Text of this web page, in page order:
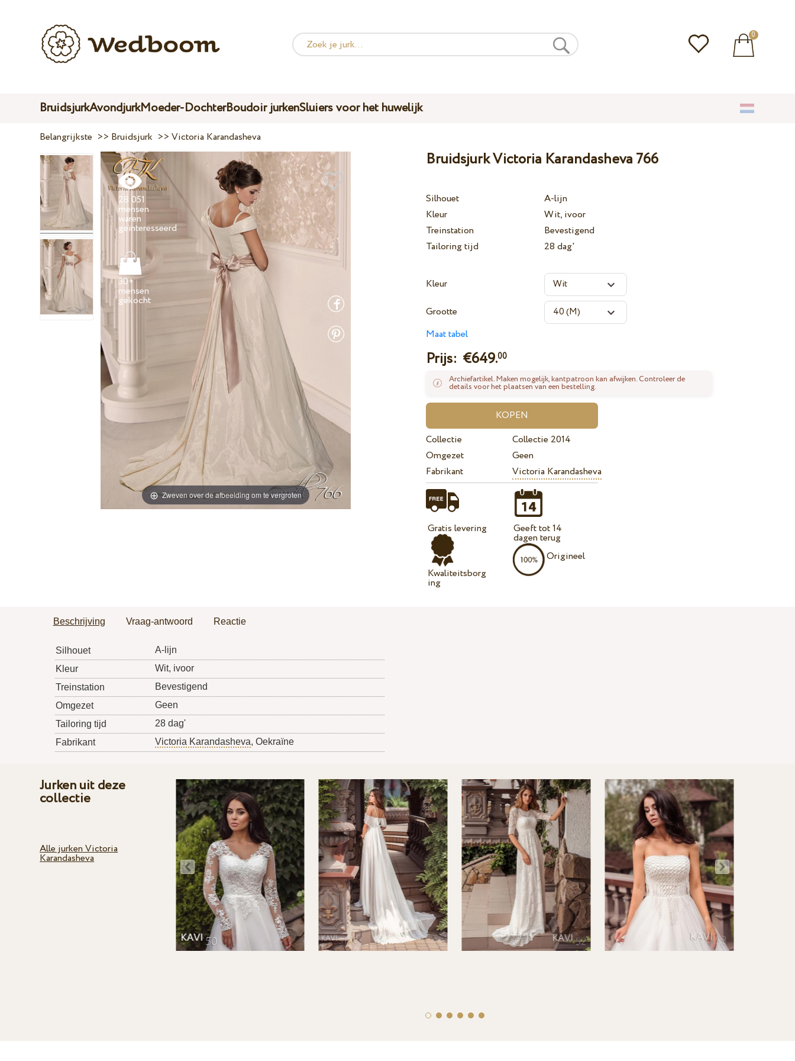
0
BruidsjurkAvondjurkMoeder-DochterBoudoir jurkenSluiers voor het huwelijk
Belangrijkste >> Bruidsjurk >>Victoria Karandasheva
Zweven over de afbeelding om te vergroten
28 051
mensen
waren
geïnteresseerd
30+
mensen
Bruidsjurk Victoria Karandasheva 766
Silhouet
A-lijn
Kleur
Wit, ivoor
Treinstation
Bevestigend
Tailoring tijd
28 dag'
Kleur
Grootte
Maat tabel
Prijs: €649.00
Archiefartikel. Maken mogelijk, kantpatroon kan afwijken. Controleer de
details voor het plaatsen van een bestelling.
Collectie
Collectie 2014
Omgezet
Geen
Fabrikant
Victoria Karandasheva
Gratis levering
Kwaliteitsborg
ing
Geeft tot 14
dagen terug
Origineel
Beschrijving Vraag-antwoord Reactie
Silhouet
A-lijn
Kleur
Wit, ivoor
Treinstation
Bevestigend
Omgezet
Geen
Tailoring tijd
28 dag'
Fabrikant
Victoria Karandasheva, Oekraïne
Jurken uit deze
collectie
Alle jurken Victoria
Karandasheva